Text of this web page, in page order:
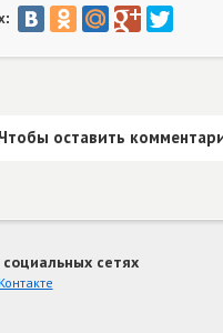
Чтобы оставить
социальных сетях